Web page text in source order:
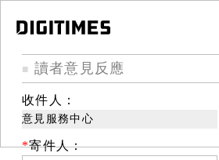
■ 讀者意見反應
收件人：
意見服務中心
*寄件人：